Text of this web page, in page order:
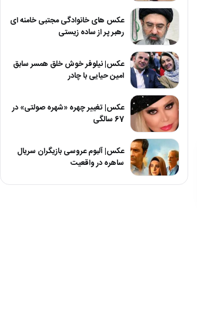
عکس های خانوادگی مجتبی خامنه ای
رهبر پر از ساده زیستی
عکس| نیلوفر خوش خلق همسر سابق
امین حیایی با چادر
عکس| تغییر چهره «شهره صولتی» در
67 سالگی
عکس| آلبوم عروسی بازیگران سریال
ساهره در واقعیت